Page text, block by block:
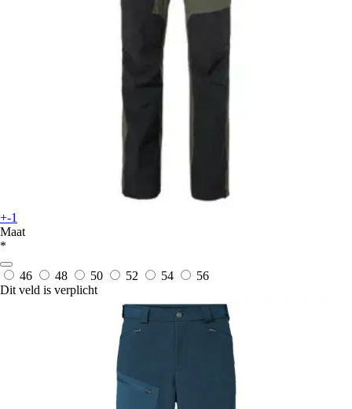
+-1
Maat
*
46 48 50 52 54
56
Dit veld is verplicht